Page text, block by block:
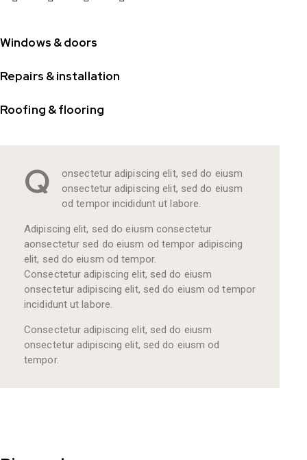
Windows & doors
Repairs & installation
Roofing & flooring
Q
onsectetur adipiscing elit, sed do eiusm
onsectetur adipiscing elit, sed do eiusm
od tempor incididunt ut labore.
Adipiscing elit, sed do eiusm consectetur
aonsectetur sed do eiusm od tempor adipiscing
elit, sed do eiusm od tempor.
Consectetur adipiscing elit, sed do eiusm
onsectetur adipiscing elit, sed do eiusm od tempor
incididunt ut labore.
Consectetur adipiscing elit, sed do eiusm
onsectetur adipiscing elit, sed do eiusm od
tempor.